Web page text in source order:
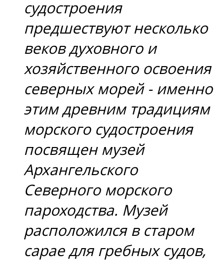
судостроения
предшествуют несколько
веков духовного и
хозяйственного освоения
северных морей - именно
этим древним традициям
морского судостроения
посвящен музей
Архангельского
Северного морского
пароходства. Музей
расположился в старом
сарае для гребных судов,